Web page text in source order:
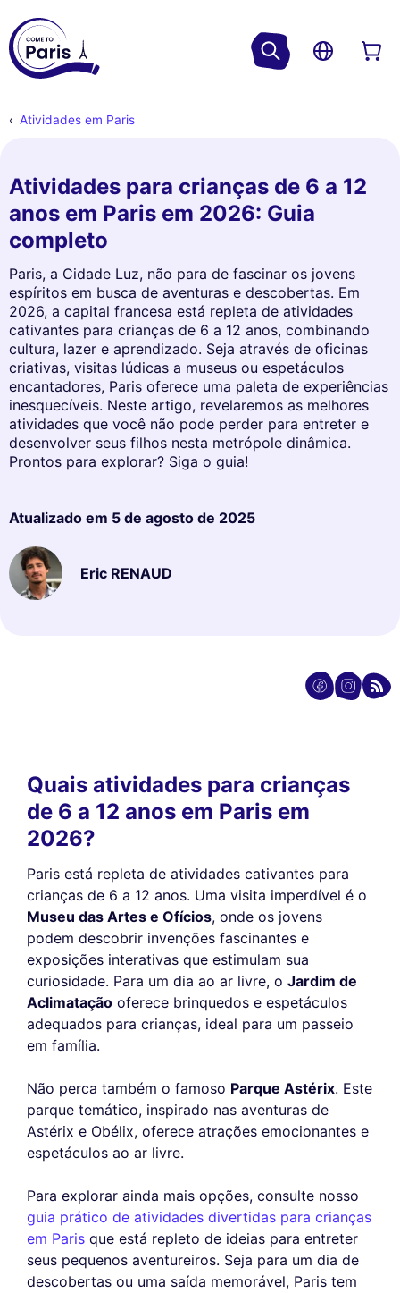
Atividades em Paris
Atividades para crianças de 6 a 12
anos em Paris em 2026: Guia
completo
Paris, a Cidade Luz, não para de fascinar os jovens
espíritos em busca de aventuras e descobertas. Em
2026, a capital francesa está repleta de atividades
cativantes para crianças de 6 a 12 anos, combinando
cultura, lazer e aprendizado. Seja através de oficinas
criativas, visitas lúdicas a museus ou espetáculos
encantadores, Paris oferece uma paleta de experiências
inesquecíveis. Neste artigo, revelaremos as melhores
atividades que você não pode perder para entreter e
desenvolver seus filhos nesta metrópole dinâmica.
Prontos para explorar? Siga o guia!
Atualizado em 5 de agosto de 2025
Eric RENAUD
Quais atividades para crianças
de 6 a 12 anos em Paris em
2026?
Paris está repleta de atividades cativantes para
crianças de 6 a 12 anos. Uma visita imperdível é o
Museu das Artes e Ofícios, onde os jovens
podem descobrir invenções fascinantes e
exposições interativas que estimulam sua
curiosidade. Para um dia ao ar livre, o Jardim de
Aclimatação oferece brinquedos e espetáculos
adequados para crianças, ideal para um passeio
em família.
Não perca também o famoso Parque Astérix. Este
parque temático, inspirado nas aventuras de
Astérix e Obélix, oferece atrações emocionantes e
espetáculos ao ar livre.
Para explorar ainda mais opções, consulte nosso
guia prático de atividades divertidas para crianças
em Paris que está repleto de ideias para entreter
seus pequenos aventureiros. Seja para um dia de
descobertas ou uma saída memorável, Paris tem